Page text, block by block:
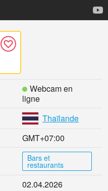
Webcam en
ligne
Thaïlande
GMT+07:00
Bars et
restaurants
02.04.2026